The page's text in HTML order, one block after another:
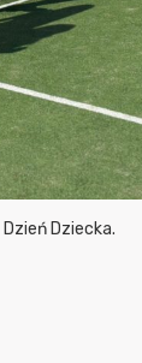
Dzień Dziecka.